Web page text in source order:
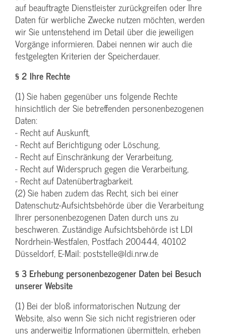
auf beauftragte Dienstleister zurückgreifen oder Ihre
Daten für werbliche Zwecke nutzen möchten, werden
wir Sie untenstehend im Detail über die jeweiligen
Vorgänge informieren. Dabei nennen wir auch die
festgelegten Kriterien der Speicherdauer.
§ 2 Ihre Rechte
(1) Sie haben gegenüber uns folgende Rechte
hinsichtlich der Sie betreffenden personenbezogenen
Daten:
- Recht auf Auskunft,
- Recht auf Berichtigung oder Löschung,
- Recht auf Einschränkung der Verarbeitung,
- Recht auf Widerspruch gegen die Verarbeitung,
- Recht auf Datenübertragbarkeit.
(2) Sie haben zudem das Recht, sich bei einer
Datenschutz-Aufsichtsbehörde über die Verarbeitung
Ihrer personenbezogenen Daten durch uns zu
beschweren. Zuständige Aufsichtsbehörde ist LDI
Nordrhein-Westfalen, Postfach 200444, 40102
Düsseldorf, E-Mail: poststelle@ldi.nrw.de
§ 3 Erhebung personenbezogener Daten bei Besuch
unserer Website
(1) Bei der bloß informatorischen Nutzung der
Website, also wenn Sie sich nicht registrieren oder
uns anderweitig Informationen übermitteln, erheben